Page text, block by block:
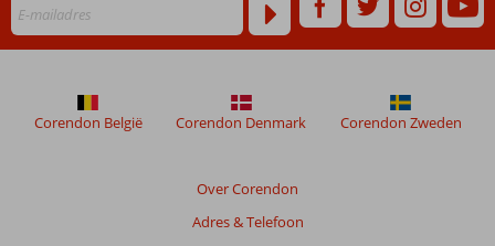
Over Corendon
Adres & Telefoon
Corendon België Corendon Denmark Corendon Zweden